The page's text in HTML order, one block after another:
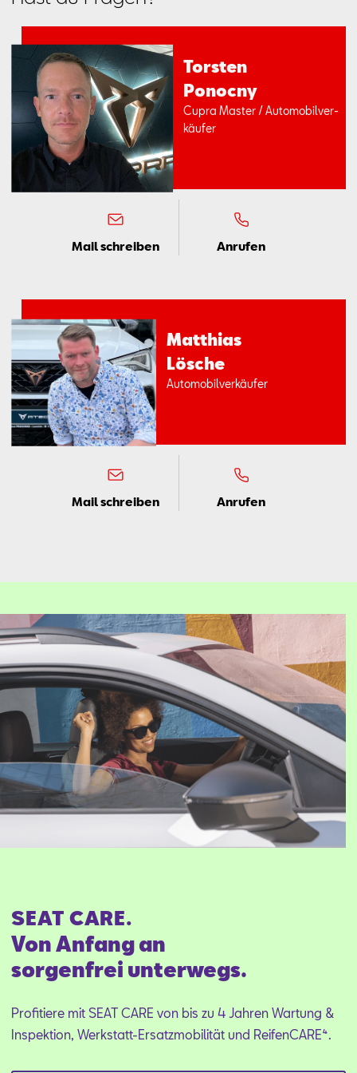
Tors­ten
Po­no­c­ny
Cup­ra Mas­ter / Au­to­mo­bil­ver­
käu­fer
Mail schreiben Anrufen
Mat­thi­as
Lö­sche
Au­to­mo­bil­ver­käu­fer
Mail schreiben Anrufen
SEAT CARE.
Von Anfang an
sorgenfrei unterwegs.
Profitiere mit SEAT CARE von bis zu 4 Jahren Wartung &
Inspektion, Werkstatt-Ersatzmobilität und ReifenCARE⁴.